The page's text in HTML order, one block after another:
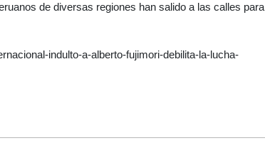
de diversas regiones han salido a las calles para
indulto-a-alberto-fujimori-debilita-la-lucha-